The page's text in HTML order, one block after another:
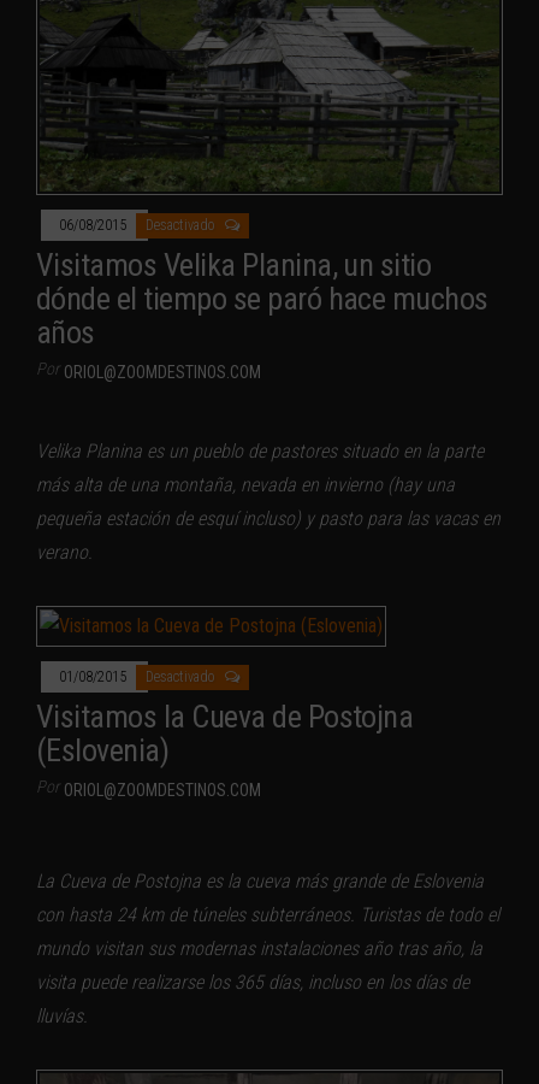
06/08/2015 Desactivado
Visitamos Velika Planina, un sitio
dónde el tiempo se paró hace muchos
años
Por ORIOL@ZOOMDESTINOS.COM
Velika Planina es un pueblo de pastores situado en la parte
más alta de una montaña, nevada en invierno (hay una
pequeña estación de esquí incluso) y pasto para las vacas en
verano.
01/08/2015 Desactivado
Visitamos la Cueva de Postojna
(Eslovenia)
Por ORIOL@ZOOMDESTINOS.COM
La Cueva de Postojna es la cueva más grande de Eslovenia
con hasta 24 km de túneles subterráneos. Turistas de todo el
mundo visitan sus modernas instalaciones año tras año, la
visita puede realizarse los 365 días, incluso en los días de
lluvías.